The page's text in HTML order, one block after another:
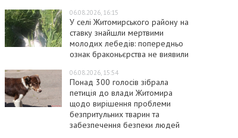
06.08.2026, 16:15
У селі Житомирського району на
ставку знайшли мертвими
молодих лебедів: попередньо
ознак браконьєрства не виявили
06.08.2026, 15:54
Понад 300 голосів зібрала
петиція до влади Житомира
щодо вирішення проблеми
безпритульних тварин та
забезпечення безпеки людей